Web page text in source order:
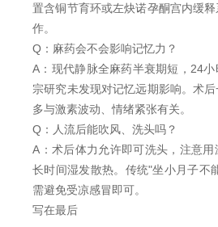
置含铜节育环或左炔诺孕酮宫内缓
作。
Q：麻药会不会影响记忆力？
A：现代静脉全麻药半衰期短，24
宗研究未发现对记忆远期影响。术
多与激素波动、情绪紧张有关。
Q：人流后能吹风、洗头吗？
A：术后体力允许即可洗头，注意
长时间湿发散热。传统"坐小月子不
需避免受凉感冒即可。
写在最后